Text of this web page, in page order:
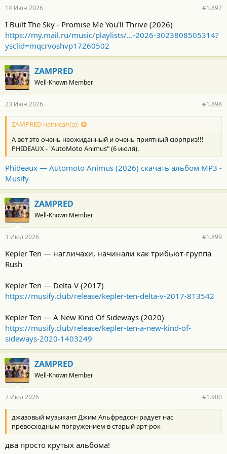
н
с
т
и
14 Июн 2026 #1.897
I Built The Sky - Promise Me You'll Thrive (2026)
https://my.mail.ru/music/playlists/...-2026-3023808505314?
ysclid=mqcrvoshvp17260502
ZAMPRED
Well-Known Member
23 Июн 2026 #1.898
ZAMPRED написал(а):
А вот это очень неожиданный и очень приятный сюрприз!!!
PHIDEAUX - "AutoMoto Animus" (6 июля).
Phideaux — Automoto Animus (2026) скачать альбом MP3 -
Musify
ZAMPRED
Well-Known Member
3 Июл 2026 #1.899
Kepler Ten — нагличахи, начинали как трибьют-группа
Rush
Kepler Ten — Delta-V (2017)
https://musify.club/release/kepler-ten-delta-v-2017-813542
Kepler Ten — A New Kind Of Sideways (2020)
https://musify.club/release/kepler-ten-a-new-kind-of-
sideways-2020-1403249
ZAMPRED
Well-Known Member
7 Июл 2026 #1.900
джазовый музыкант Джим Альфредсон радует нас
превосходным погружением в старый арт-рок
два просто крутых альбома!